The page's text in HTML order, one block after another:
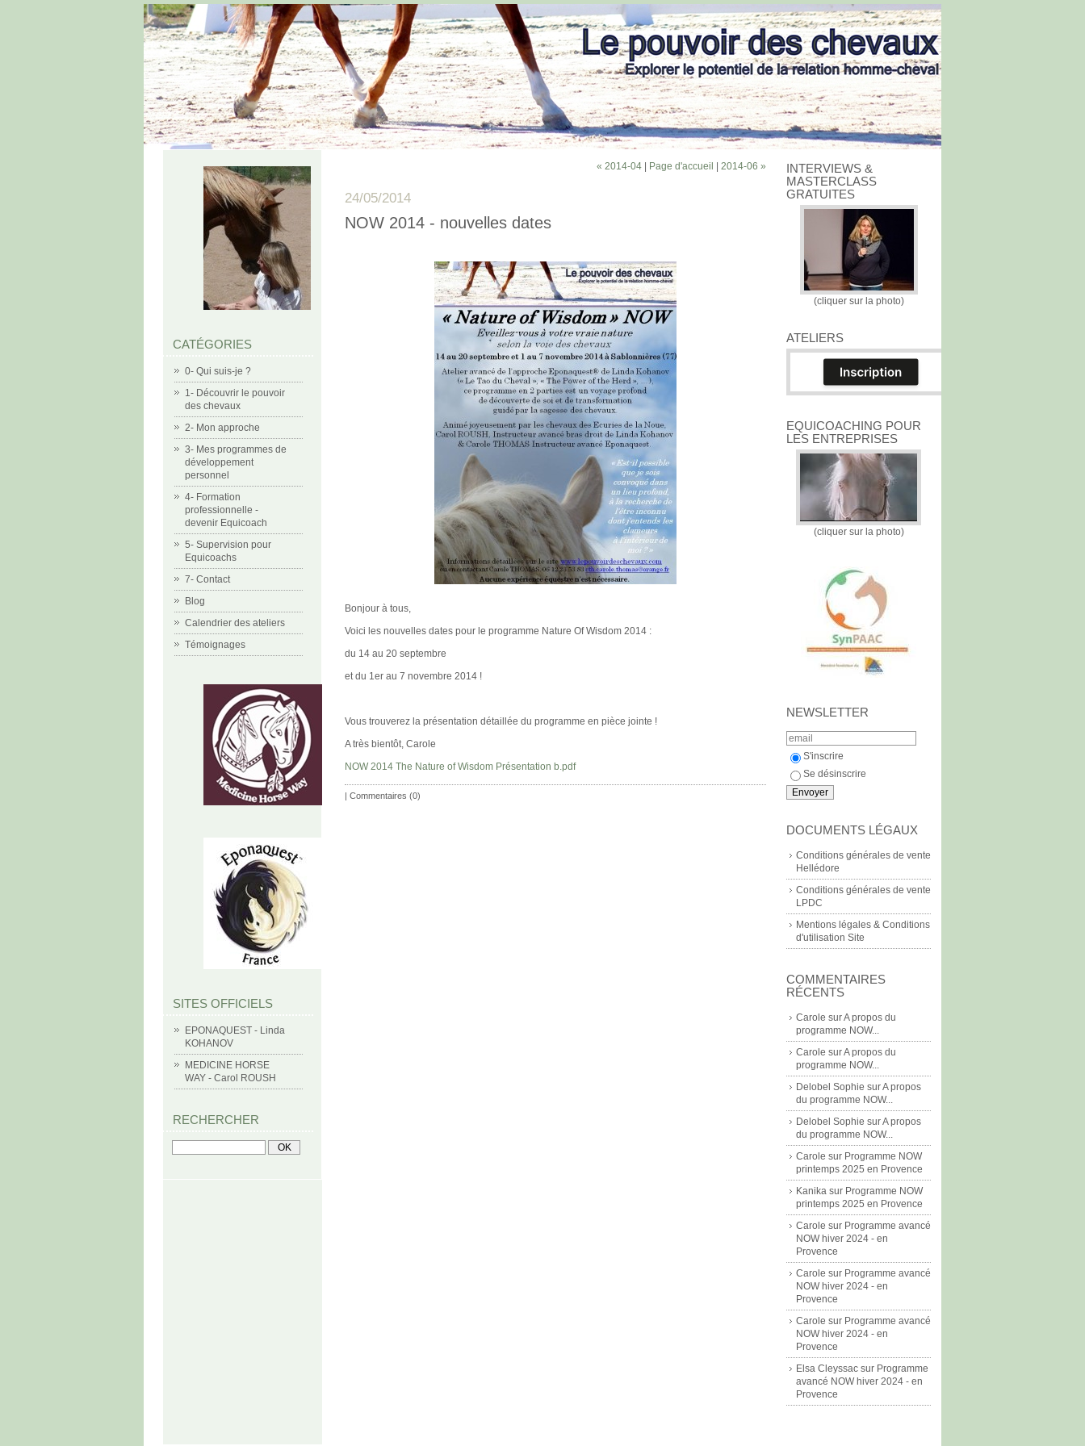
CATÉGORIES
0- Qui suis-je ?
1- Découvrir le pouvoir
des chevaux
2- Mon approche
3- Mes programmes de
développement
personnel
4- Formation
professionnelle -
devenir Equicoach
5- Supervision pour
Equicoachs
7- Contact
Blog
Calendrier des ateliers
Témoignages
SITES OFFICIELS
EPONAQUEST - Linda
KOHANOV
MEDICINE HORSE
WAY - Carol ROUSH
RECHERCHER
INTERVIEWS &
MASTERCLASS
GRATUITES
(cliquer sur la photo)
ATELIERS
EQUICOACHING POUR
LES ENTREPRISES
(cliquer sur la photo)
NEWSLETTER
S'inscrire
Se désinscrire
DOCUMENTS LÉGAUX
Conditions générales de vente
Hellédore
Conditions générales de vente
LPDC
Mentions légales & Conditions
d'utilisation Site
COMMENTAIRES
RÉCENTS
Carole surA propos du
programme NOW...
Carole surA propos du
programme NOW...
Delobel Sophie surA propos
du programme NOW...
Delobel Sophie surA propos
du programme NOW...
Carole sur Programme NOW
printemps 2025 en Provence
Kanika sur Programme NOW
printemps 2025 en Provence
Carole sur Programme avancé
NOW hiver 2024 - en
Provence
Carole sur Programme avancé
NOW hiver 2024 - en
Provence
Carole sur Programme avancé
NOW hiver 2024 - en
Provence
Elsa Cleyssac sur Programme
avancé NOW hiver 2024 - en
Provence
« 2014-04 Page d'accueil 2014-06 »
24/05/2014
NOW 2014 - nouvelles dates
Bonjour à tous,
Voici les nouvelles dates pour le programme Nature Of Wisdom 2014 :
du 14 au 20 septembre
et du 1er au 7 novembre 2014 !
Vous trouverez la présentation détaillée du programme en pièce jointe !
A très bientôt, Carole
NOW 2014 The Nature of Wisdom Présentation b.pdf
| Commentaires (0)